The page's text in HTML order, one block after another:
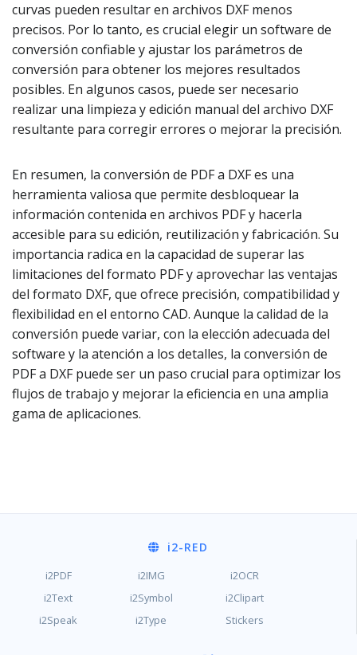
curvas pueden resultar en archivos DXF menos
precisos. Por lo tanto, es crucial elegir un software de
conversión confiable y ajustar los parámetros de
conversión para obtener los mejores resultados
posibles. En algunos casos, puede ser necesario
realizar una limpieza y edición manual del archivo DXF
resultante para corregir errores o mejorar la precisión.
En resumen, la conversión de PDF a DXF es una
herramienta valiosa que permite desbloquear la
información contenida en archivos PDF y hacerla
accesible para su edición, reutilización y fabricación. Su
importancia radica en la capacidad de superar las
limitaciones del formato PDF y aprovechar las ventajas
del formato DXF, que ofrece precisión, compatibilidad y
flexibilidad en el entorno CAD. Aunque la calidad de la
conversión puede variar, con la elección adecuada del
software y la atención a los detalles, la conversión de
PDF a DXF puede ser un paso crucial para optimizar los
flujos de trabajo y mejorar la eficiencia en una amplia
gama de aplicaciones.
i2-RED
i2PDF i2IMG
i2OCR
i2Text
i2Symbol
i2Clipart
i2Speak
i2Type Stickers